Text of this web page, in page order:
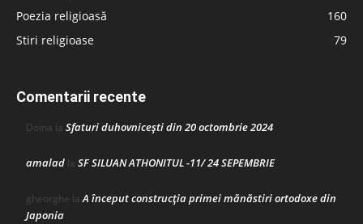
Poezia religioasă
160
Stiri religioase
79
Comentarii recente
Doina la Sfaturi duhovnicești din 20 octombrie 2024
amalad la SF SILUAN ATHONITUL -11/ 24 SEPEMBRIE
gheorghe laA început construcţia primei mănăstiri ortodoxe din
Japonia